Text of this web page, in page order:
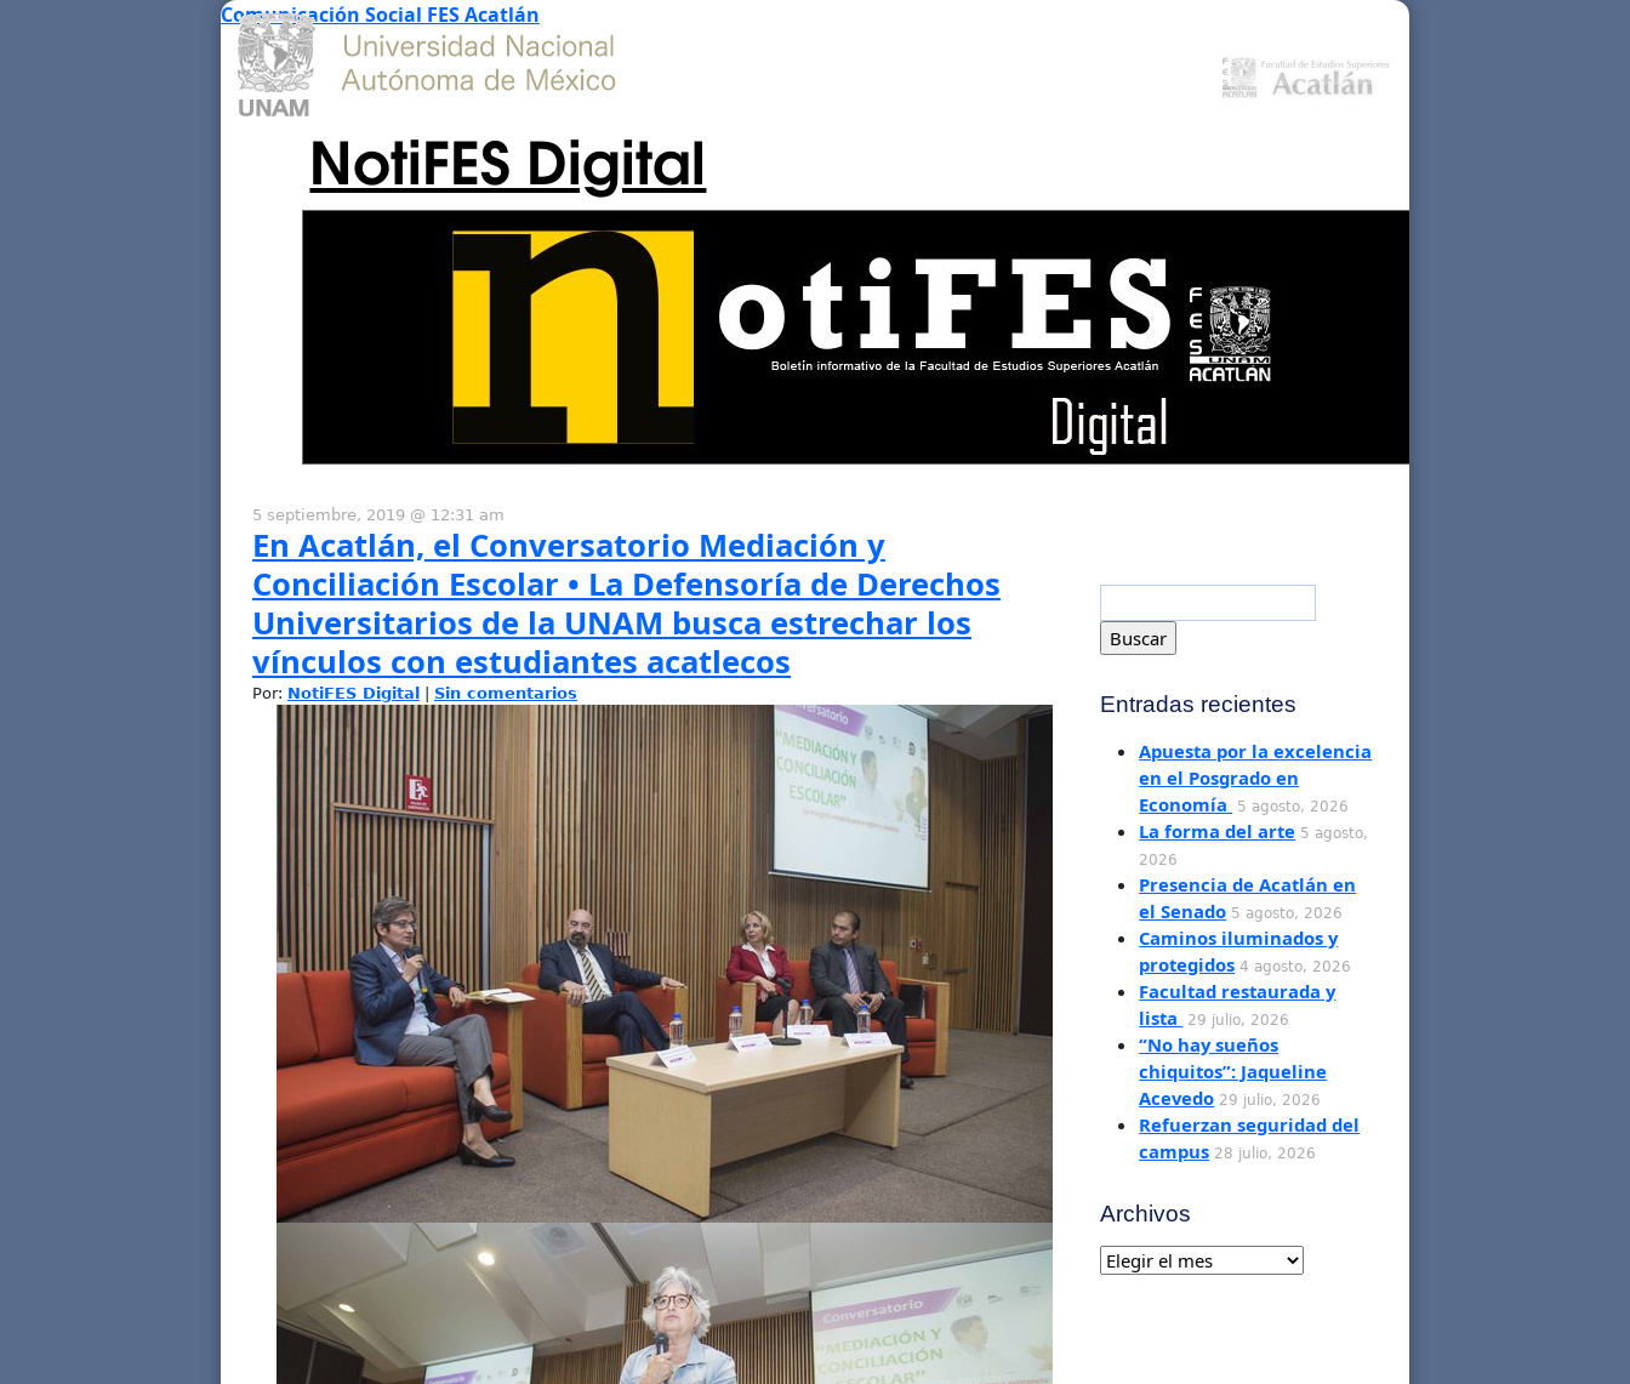
Comunicación Social FES Acatlán
NotiFES Digital
5 septiembre, 2019 @ 12:31 am
En Acatlán, el Conversatorio Mediación y
Conciliación Escolar • La Defensoría de Derechos
Universitarios de la UNAM busca estrechar los
vínculos con estudiantes acatlecos
Por: NotiFES Digital Sin comentarios Entradas recientes
Apuesta por la excelencia
en el Posgrado en
Economía
5 agosto, 2026
La forma del arte 5 agosto,
2026
Presencia de Acatlán en
el Senado 5 agosto, 2026
Caminos iluminados y
protegidos 4 agosto, 2026
Facultad restaurada y
lista
29 julio, 2026
“No hay sueños
chiquitos”: Jaqueline
Acevedo 29 julio, 2026
Refuerzan seguridad del
campus 28 julio, 2026
Archivos
Archivos